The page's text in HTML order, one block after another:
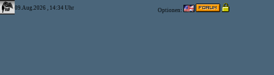
09.Aug.2026 , 14:34 Uhr Optionen: